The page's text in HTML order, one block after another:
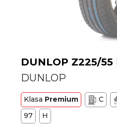
DUNLOP Z225/55
DUNLOP
Klasa Premium C
97
H